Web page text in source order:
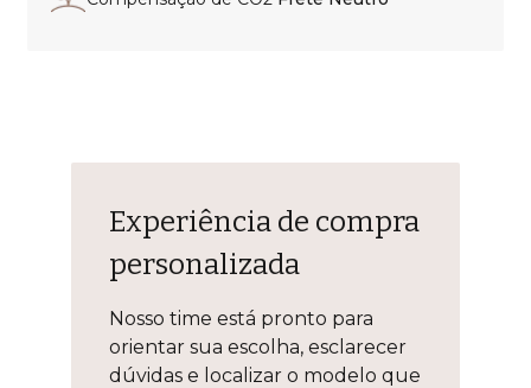
Experiência de compra
personalizada
Nosso time está pronto para
orientar sua escolha, esclarecer
dúvidas e localizar o modelo que